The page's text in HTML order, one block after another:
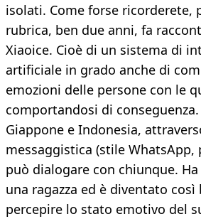
isolati. Come forse ricorderete,
rubrica, ben due anni, fa
Xiaoice. Cioè di un sistema di
artificiale in grado anche di
emozioni delle persone con le
comportandosi di
Giappone e Indonesia,
messaggistica (stile WhatsApp,
può dialogare con chiunque.
una ragazza ed è diventato così
percepire lo stato emotivo del